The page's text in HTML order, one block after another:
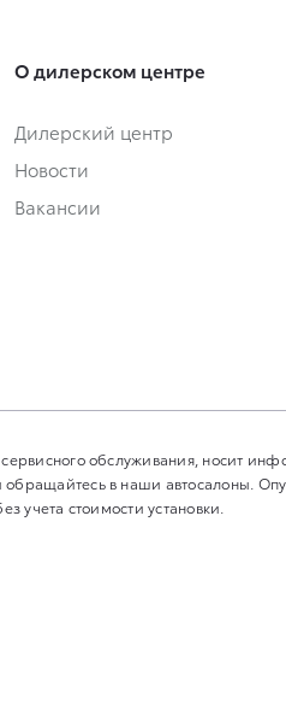
О дилерском центре
Дилерский центр
Новости
Вакансии
обслуживания, носит
в наши автосалоны.
учета стоимости установки.